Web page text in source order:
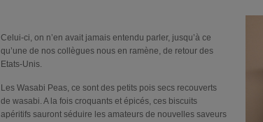
Celui-ci, on n’en avait jamais entendu parler, jusqu’à ce
qu’une de nos collègues nous en ramène, de retour des
Etats-Unis.
Les Wasabi Peas, ce sont des petits pois secs recouverts
de wasabi. A la fois croquants et épicés, ces biscuits
apéritifs sauront séduire les amateurs de nouvelles saveurs